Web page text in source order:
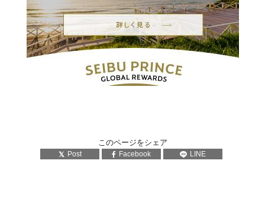
このページをシェア
Post Facebook LINE